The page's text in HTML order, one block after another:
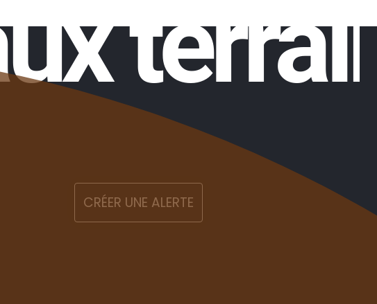
CRÉER UNE ALERTE